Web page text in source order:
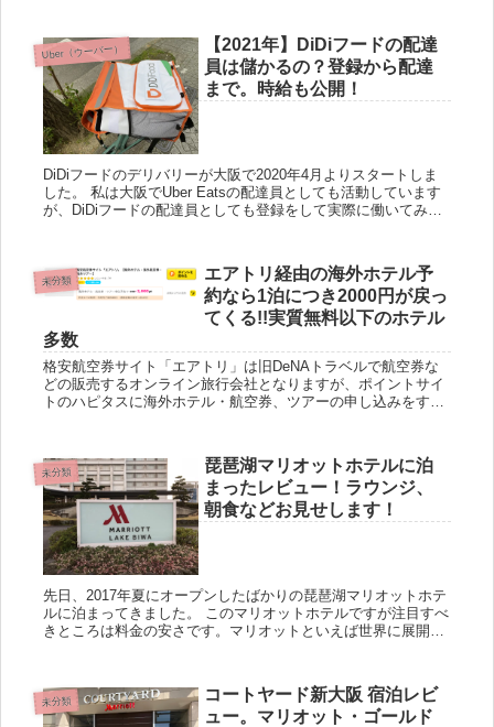
Uber（ウーバー）
【2021年】DiDiフードの配達
員は儲かるの？登録から配達
まで。時給も公開！
DiDiフードのデリバリーが大阪で2020年4月よりスタートしま
した。 私は大阪でUber Eatsの配達員としても活動しています
が、DiDiフードの配達員としても登録をして実際に働いてみま
未分類
エアトリ経由の海外ホテル予
約なら1泊につき2000円が戻っ
てくる!!実質無料以下のホテル
多数
格安航空券サイト「エアトリ」は旧DeNAトラベルで航空券な
どの販売するオンライン旅行会社となりますが、ポイントサイ
トのハピタスに海外ホテル・航空券、ツアーの申し込みをする
未分類
琵琶湖マリオットホテルに泊
まったレビュー！ラウンジ、
朝食などお見せします！
先日、2017年夏にオープンしたばかりの琵琶湖マリオットホテ
ルに泊まってきました。 このマリオットホテルですが注目すべ
きところは料金の安さです。マリオットといえば世界に展開す
未分類
コートヤード新大阪 宿泊レビ
ュー。マリオット・ゴールド